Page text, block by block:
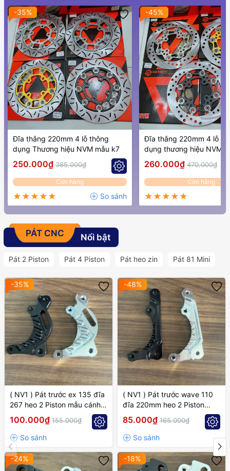
-35%
Đĩa thắng 220mm 4 lỗ thông
dụng Thương hiệu NVM mẫu k7
250.000₫ 385.000₫
Còn hàng
-45%
Đĩa thắng 220mm 4 lỗ
dụng thương hiệu NVM
260.000₫ 470.000₫
Còn hàng
PÁT CNC Nổi bật
Pát 2 Piston Pát 4 Piston Pát heo zin Pát 81 Mini
-35%
( NV1 ) Pát trước ex 135 đĩa
267 heo 2 Piston mẫu cánh
gió
100.000₫ 155.000₫
-48%
( NV1 ) Pát trước wave 110
đĩa 220mm heo 2 Piston
mẫu cánh gió
85.000₫ 165.000₫
-24% -18%